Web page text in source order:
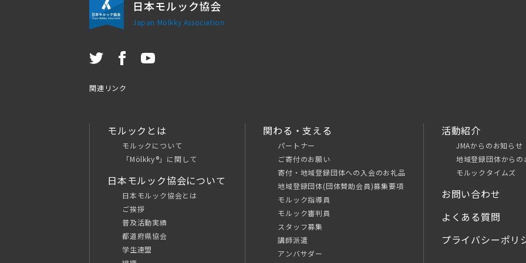
日本モルック協会
Japan Mölkky Association
関連リンク
モルックとは
モルックについて
「Mölkky®」に関して
日本モルック協会について
日本モルック協会とは
ご挨拶
普及活動実績
都道府県協会
学生連盟
関わる・支える
パートナー
ご寄付のお願い
寄付・地域登録団体への入会のお礼品
地域登録団体(団体賛助会員)募集要項
モルック指導員
モルック審判員
スタッフ募集
講師派遣
アンバサダー
活動紹介
JMAからのお知らせ
地域登録団体からの
モルックタイムズ
お問い合わせ
よくある質問
プライバシーポリ